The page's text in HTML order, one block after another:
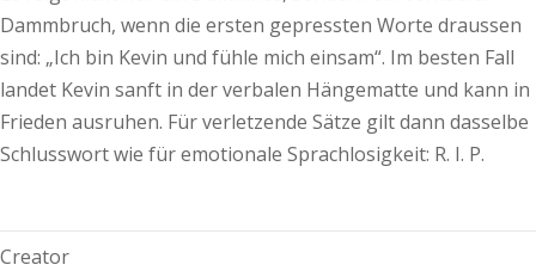
Dammbruch, wenn die ersten gepressten Worte draussen
sind: „Ich bin Kevin und fühle mich einsam“. Im besten Fall
landet Kevin sanft in der verbalen Hängematte und kann in
Frieden ausruhen. Für verletzende Sätze gilt dann dasselbe
Schlusswort wie für emotionale Sprachlosigkeit: R. I. P.
Creator